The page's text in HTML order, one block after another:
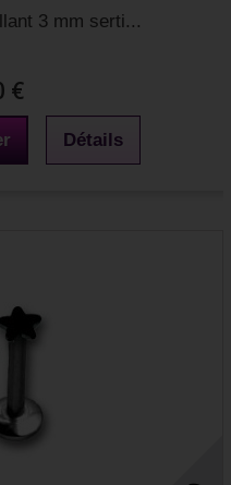
3 mm serti...
€
Détails